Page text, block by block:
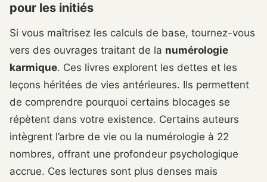
pour les initiés
Si vous maîtrisez les calculs de base, tournez-vous
vers des ouvrages traitant de la numérologie
karmique. Ces livres explorent les dettes et les
leçons héritées de vies antérieures. Ils permettent
de comprendre pourquoi certains blocages se
répètent dans votre existence. Certains auteurs
intègrent l’arbre de vie ou la numérologie à 22
nombres, offrant une profondeur psychologique
accrue. Ces lectures sont plus denses mais